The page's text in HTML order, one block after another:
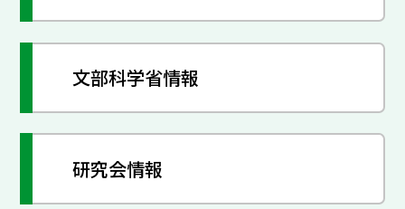
文部科学省情報
研究会情報